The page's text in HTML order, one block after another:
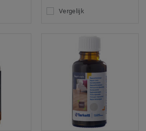
Vergelijk